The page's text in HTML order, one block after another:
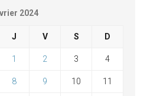
2024
J V S D
1 2 3 4
8 9 10 11